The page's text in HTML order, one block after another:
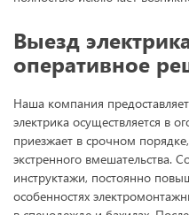
Выезд
оперативное
Наша компания
электрика осуществляется в
приезжает в срочном
экстренного вмешательства.
инструктажи, постоянно
особенностях